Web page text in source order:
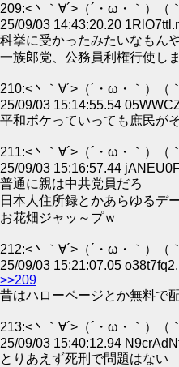
209:<丶｀∀´>（´・ω・｀）
25/09/03 14:43:20.20
科挙に受かったみたいなもん
一族郎党、公務員利権行使し
210:<丶｀∀´>（´・ω・｀）
25/09/03 15:14:55.54
平和ボケっていっても庶民が
211:<丶｀∀´>（´・ω・｀）
25/09/03 15:16:57.44
普通に親は中共党員だろ
日本人住所録とかあらゆるデ
お花畑ジャッ～プｗ
212:<丶｀∀´>（´・ω・｀）
25/09/03 15:21:07.05
>>209
昔はハローページとか無料で
213:<丶｀∀´>（´・ω・｀）
25/09/03 15:40:12.94
とりあえず死刑で問題はない